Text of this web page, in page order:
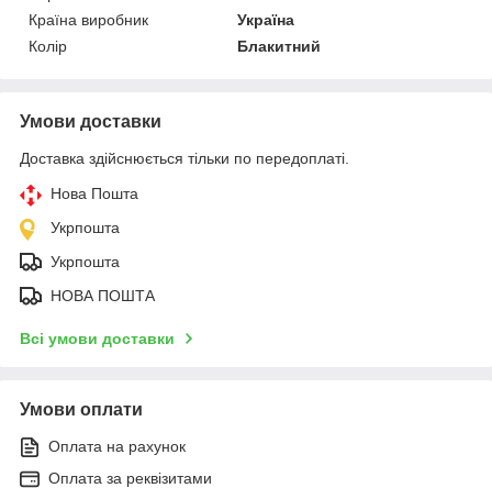
Країна виробник
Україна
Колір
Блакитний
Умови доставки
Доставка здійснюється тільки по передоплаті.
Нова Пошта
Укрпошта
Укрпошта
НОВА ПОШТА
Всі умови доставки
Умови оплати
Оплата на рахунок
Оплата за реквізитами